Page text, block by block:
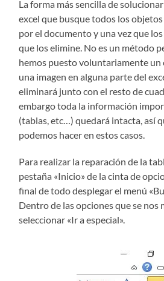
La forma más sencilla de
excel que busque todos los
por el documento y una vez que
que los elimine. No es un método
hemos puesto voluntariamente un
una imagen en alguna parte del
eliminará junto con el resto de
embargo toda la información
(tablas, etc…) quedará intacta, así
podemos hacer en estos casos.
Para realizar la reparación de la
pestaña «Inicio» de la cinta de
final de todo desplegar el menú
Dentro de las opciones que se nos
seleccionar «Ir a especial».